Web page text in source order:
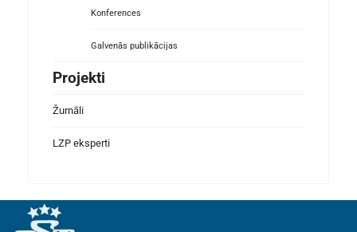
Konferences
Galvenās publikācijas
Projekti
Žurnāli
LZP eksperti